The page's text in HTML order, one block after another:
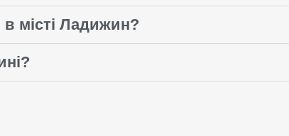
місті Ладижин?